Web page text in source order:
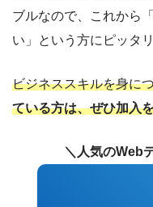
ブルなので、これから
い」という方にピッタリ
ビジネススキルを身に
ている方は、ぜひ加入
＼人気のWeb